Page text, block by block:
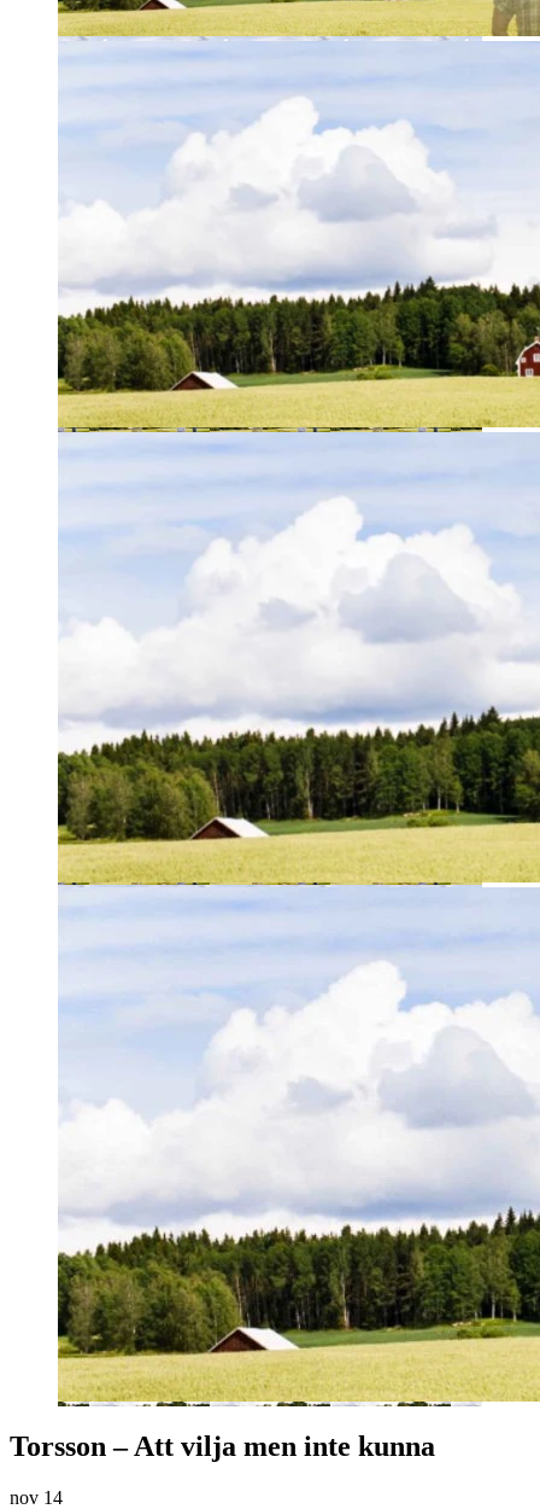
Torsson – Att vilja men inte kunna
nov 14